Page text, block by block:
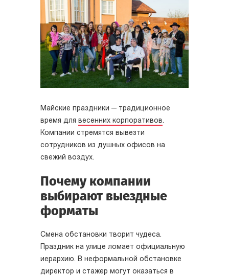
Майские праздники — традиционное
время для весенних корпоративов.
Компании стремятся вывезти
сотрудников из душных офисов на
свежий воздух.
Почему компании
выбирают выездные
форматы
Смена обстановки творит чудеса.
Праздник на улице ломает официальную
иерархию. В неформальной обстановке
директор и стажер могут оказаться в